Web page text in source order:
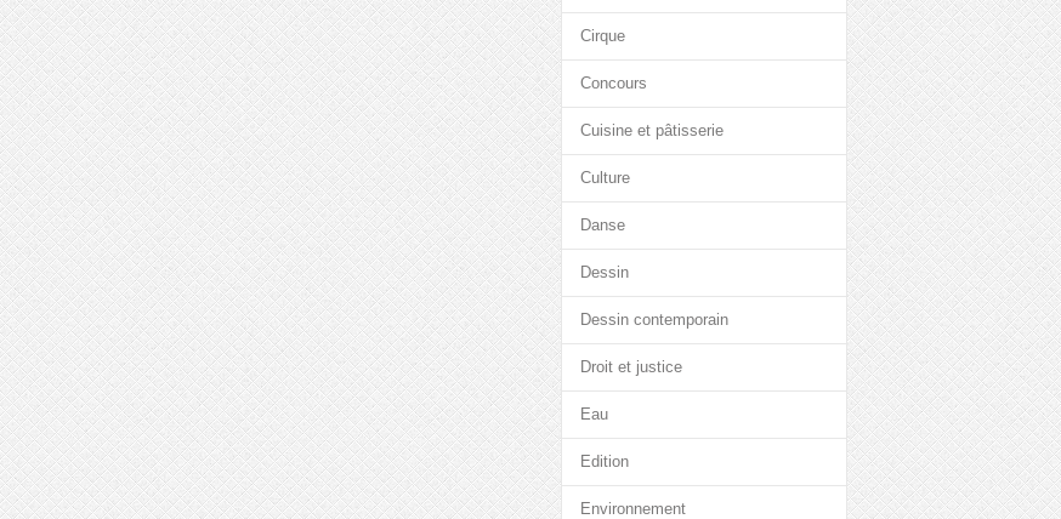
Cirque
Concours
Cuisine et pâtisserie
Culture
Danse
Dessin
Dessin contemporain
Droit et justice
Eau
Edition
Environnement